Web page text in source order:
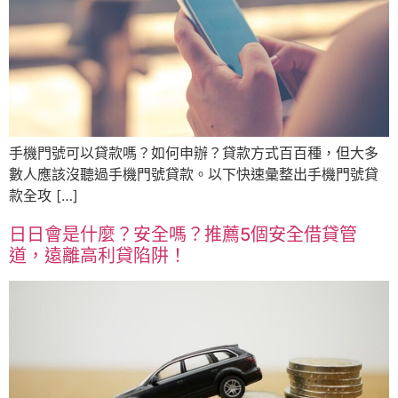
手機門號可以貸款嗎？如何申辦？貸款方式百百種，但大多
數人應該沒聽過手機門號貸款。以下快速彙整出手機門號貸
款全攻 […]
日日會是什麼？安全嗎？推薦5個安全借貸管
道，遠離高利貸陷阱！